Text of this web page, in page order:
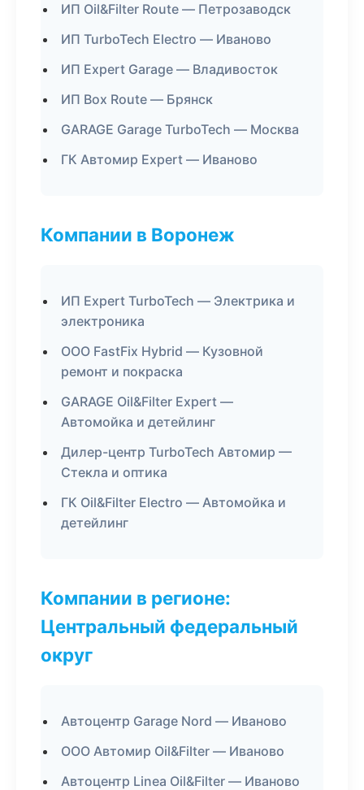
ИП Oil&Filter Route — Петрозаводск
ИП TurboTech Electro — Иваново
ИП Expert Garage — Владивосток
ИП Box Route — Брянск
GARAGE Garage TurboTech — Москва
ГК Автомир Expert — Иваново
Компании в Воронеж
ИП Expert TurboTech — Электрика и
электроника
ООО FastFix Hybrid — Кузовной
ремонт и покраска
GARAGE Oil&Filter Expert —
Автомойка и детейлинг
Дилер-центр TurboTech Автомир —
Стекла и оптика
ГК Oil&Filter Electro — Автомойка и
детейлинг
Компании в регионе:
Центральный федеральный
округ
Автоцентр Garage Nord — Иваново
ООО Автомир Oil&Filter — Иваново
Автоцентр Linea Oil&Filter — Иваново